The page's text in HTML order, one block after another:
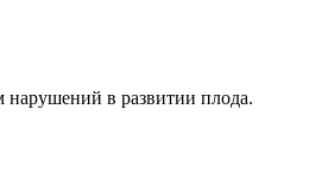
нарушений в развитии плода.